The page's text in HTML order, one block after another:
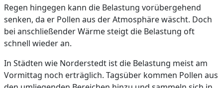
Regen hingegen kann die Belastung vorübergehend
senken, da er Pollen aus der Atmosphäre wäscht. Doch
bei anschließender Wärme steigt die Belastung oft
schnell wieder an.
In Städten wie Norderstedt ist die Belastung meist am
Vormittag noch erträglich. Tagsüber kommen Pollen aus